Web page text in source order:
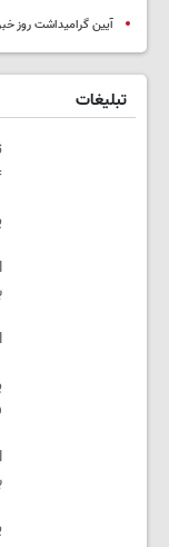
آیین گرامیداشت روز
تبلیغات